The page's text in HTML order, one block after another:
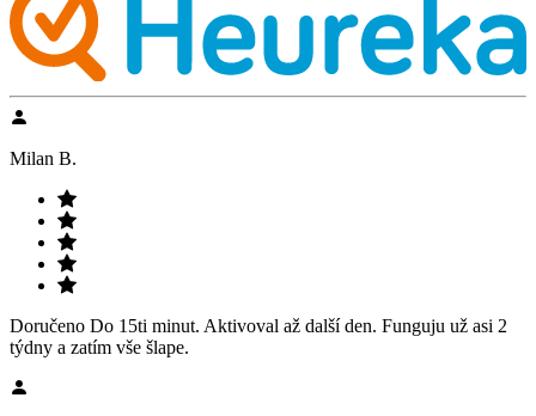
Milan B.
Doručeno Do 15ti minut. Aktivoval až další den. Funguju už asi 2
týdny a zatím vše šlape.